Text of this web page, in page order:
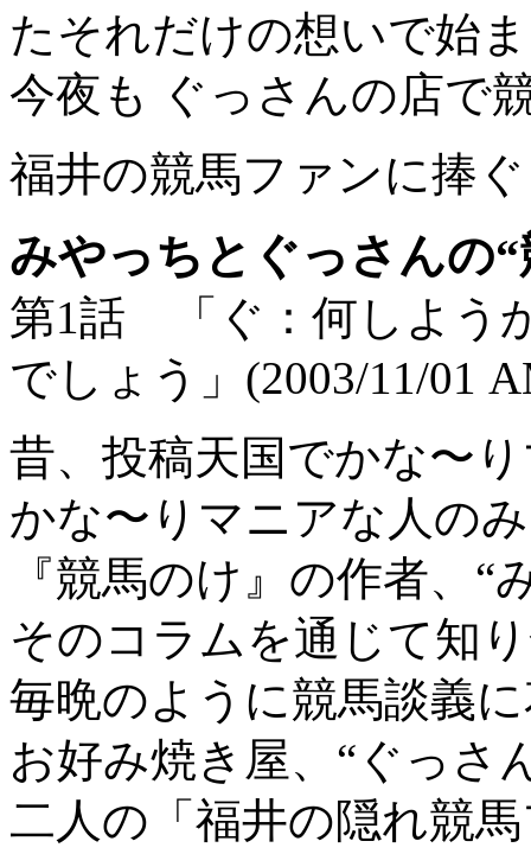
たそれだけの想いで始
今夜も ぐっさんの店で
福井の競馬ファンに捧ぐ
みやっちとぐっさんの“
第1話 「ぐ：何しよう
でしょう」(2003/11/01
昔、投稿天国でかな〜
かな〜りマニアな人の
『競馬のけ』の作者、“
そのコラムを通じて知
毎晩のように競馬談義
お好み焼き屋、“ぐっさ
二人の「福井の隠れ競